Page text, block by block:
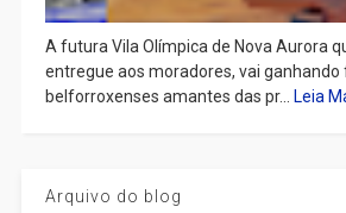
A futura Vila Olímpica de Nova Aurora
entregue aos moradores, vai
belforroxenses amantes das pr... Leia
Arquivo do blog